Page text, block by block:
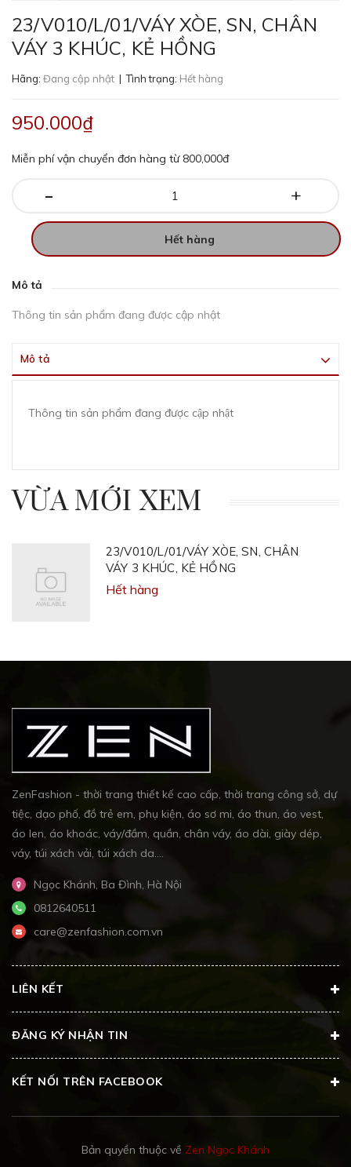
23/V010/L/01/VÁY XÒE, SN, CHÂN
VÁY 3 KHÚC, KẺ HỒNG
Hãng: Đang cập nhật | Tình trạng: Hết hàng
950.000₫
Miễn phí vận chuyển đơn hàng từ 800,000đ
- +
Hết hàng
Mô tả
Thông tin sản phẩm đang được cập nhật
Mô tả
Thông tin sản phẩm đang được cập nhật
VỪA MỚI XEM
23/V010/L/01/VÁY XÒE, SN, CHÂN
VÁY 3 KHÚC, KẺ HỒNG
Hết hàng
ZenFashion - thời trang thiết kế cao cấp, thời trang công sở, dự
tiệc, dạo phố, đồ trẻ em, phụ kiện, áo sơ mi, áo thun, áo vest,
áo len, áo khoác, váy/đầm, quần, chân váy, áo dài, giày dép,
váy, túi xách vải, túi xách da....
Ngọc Khánh, Ba Đình, Hà Nội
0812640511
care@zenfashion.com.vn
LIÊN KẾT
ĐĂNG KÝ NHẬN TIN
KẾT NỐI TRÊN FACEBOOK
Bản quyền thuộc về Zen Ngọc Khánh